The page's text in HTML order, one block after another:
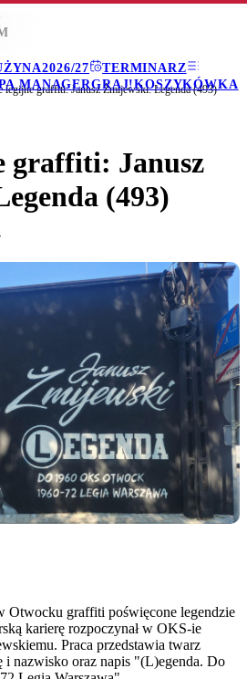
2026/27
TERMINARZ
MANAGERGRAJ!KOSZYKÓWKA
legijne graffiti: Janusz Żmijewski. Legenda (493)
graffiti: Janusz
(493)
graffiti poświęcone legendzie
karierę rozpoczynał w OKS-ie
Praca przedstawia twarz
i nazwisko oraz napis "(L)egenda. Do